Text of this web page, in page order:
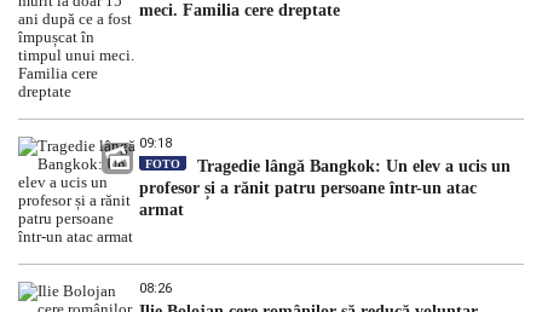
meci. Familia cere dreptate
09:18
FOTO
Tragedie lângă Bangkok: Un elev a ucis un
profesor și a rănit patru persoane într-un atac
armat
08:26